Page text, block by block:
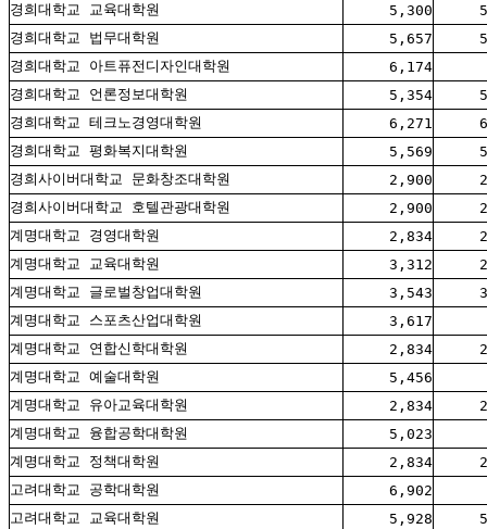
경희대학교 교육대학원 5,300
경희대학교 법무대학원
5,657
경희대학교 아트퓨전디자인대학원
6,174
경희대학교 언론정보대학원
5,354
경희대학교 테크노경영대학원
6,271
경희대학교 평화복지대학원
5,569
경희사이버대학교 문화창조대학원
2,900
경희사이버대학교 호텔관광대학원
2,900
계명대학교 경영대학원
2,834
계명대학교 교육대학원
3,312
계명대학교 글로벌창업대학원
3,543
계명대학교 스포츠산업대학원
3,617
계명대학교 연합신학대학원
2,834
계명대학교 예술대학원
5,456
계명대학교 유아교육대학원
2,834
계명대학교 융합공학대학원
5,023
계명대학교 정책대학원
2,834
고려대학교 공학대학원
6,902
고려대학교 교육대학원
5,928